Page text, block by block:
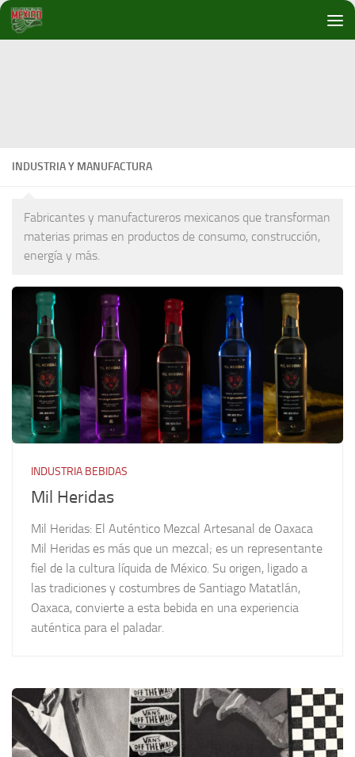
Debajo del contenido
INDUSTRIA Y MANUFACTURA
Fabricantes y manufactureros mexicanos que transforman
materias primas en productos de consumo, construcción,
energía y más.
INDUSTRIA BEBIDAS
Mil Heridas
Mil Heridas: El Auténtico Mezcal Artesanal de Oaxaca
Mil Heridas es más que un mezcal; es un representante
fiel de la cultura líquida de México. Su origen, ligado a
las tradiciones y costumbres de Santiago Matatlán,
Oaxaca, convierte a esta bebida en una experiencia
auténtica para el paladar.